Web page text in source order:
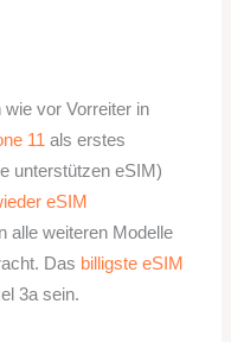
vor Vorreiter in
11 als erstes
unterstützen eSIM)
eSIM
alle weiteren Modelle
Das billigste eSIM
3a sein.